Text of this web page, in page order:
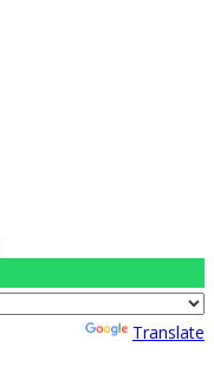
Translate